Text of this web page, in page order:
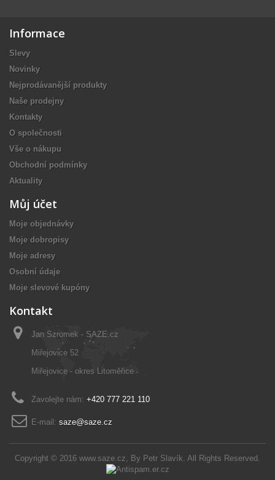
Informace
Slevy
Novinky
Nejprodávanější produkty
Naše prodejny
Kontakty
O společnosti
Vše o nákupu
Obchodní podmínky
Aktuality
Copyright © 2016 www.saze.cz, By Petr Slavík. All Rights Reserved.
Můj účet
Moje objednávky
Moje dobropisy
Moje adresy
Osobní údaje
Moje slevové kupóny
Kontakt
Jan Szromek - SAZE.cz
Miřejovice 52
Miřejovice - okres Litoměřice
Zavolejte nám: +420 777 221 110
E-mail: saze@saze.cz